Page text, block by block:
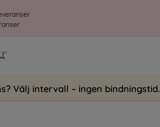
Välj intervall – ingen bindningstid.